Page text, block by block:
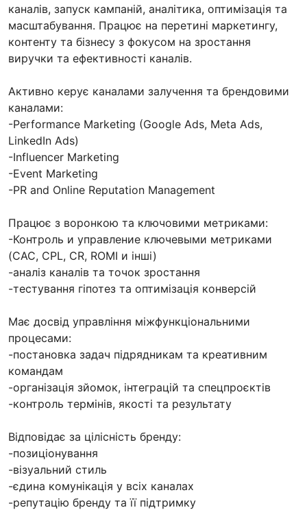
каналів, запуск кампаній, аналітика, оптимізація та
масштабування. Працює на перетині маркетингу,
контенту та бізнесу з фокусом на зростання
виручки та ефективності каналів.
Активно керує каналами залучення та брендовими
каналами:
-Performance Marketing (Google Ads, Meta Ads,
LinkedIn Ads)
-Influencer Marketing
-Event Marketing
-PR and Online Reputation Management
Працює з воронкою та ключовими метриками:
-Контроль и управление ключевыми метриками
(CAC, CPL, CR, ROMI и iнші)
-аналіз каналів та точок зростання
-тестування гіпотез та оптимізація конверсій
Має досвід управління міжфункціональними
процесами:
-постановка задач підрядникам та креативним
командам
-організація зйомок, інтеграцій та спецпроєктів
-контроль термінів, якості та результату
Відповідає за цілісність бренду:
-позиціонування
-візуальний стиль
-єдина комунікація у всіх каналах
-репутацію бренду та її підтримку